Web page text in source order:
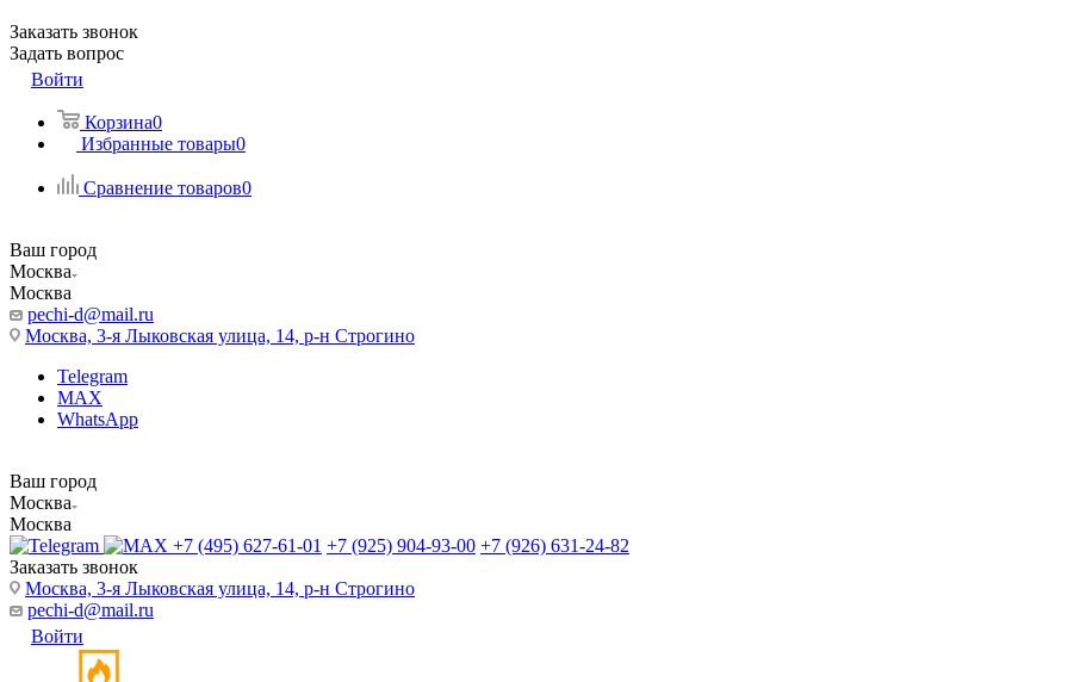
Заказать звонок
Задать вопрос
Войти
Корзина0
Избранные товары0
Сравнение товаров0
Ваш город
Москва
Москва
pechi-d@mail.ru
Москва, 3-я Лыковская улица, 14, р-н Строгино
Telegram
MAX
WhatsApp
Ваш город
Москва
Москва
+7 (495) 627-61-01 +7 (925) 904-93-00 +7 (926) 631-24-82
Заказать звонок
Москва, 3-я Лыковская улица, 14, р-н Строгино
pechi-d@mail.ru
Войти